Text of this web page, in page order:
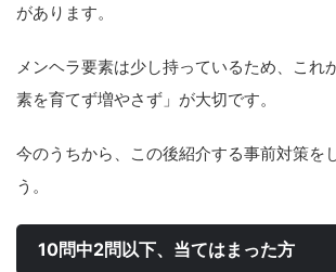
があります。
メンヘラ要素は少し持っているため、これ
素を育てず増やさず」が大切です。
今のうちから、この後紹介する事前対策を
う。
10問中2問以下、当てはまった方